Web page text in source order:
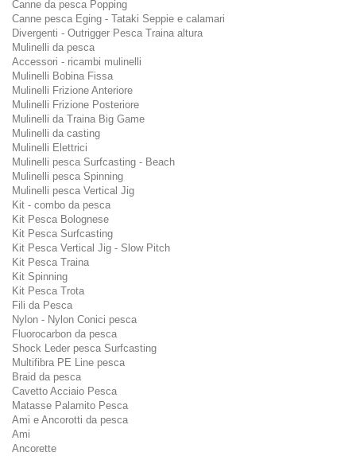
Canne da pesca Popping
Canne pesca Eging - Tataki Seppie e calamari
Divergenti - Outrigger Pesca Traina altura
Mulinelli da pesca
Accessori - ricambi mulinelli
Mulinelli Bobina Fissa
Mulinelli Frizione Anteriore
Mulinelli Frizione Posteriore
Mulinelli da Traina Big Game
Mulinelli da casting
Mulinelli Elettrici
Mulinelli pesca Surfcasting - Beach
Mulinelli pesca Spinning
Mulinelli pesca Vertical Jig
Kit - combo da pesca
Kit Pesca Bolognese
Kit Pesca Surfcasting
Kit Pesca Vertical Jig - Slow Pitch
Kit Pesca Traina
Kit Spinning
Kit Pesca Trota
Fili da Pesca
Nylon - Nylon Conici pesca
Fluorocarbon da pesca
Shock Leder pesca Surfcasting
Multifibra PE Line pesca
Braid da pesca
Cavetto Acciaio Pesca
Matasse Palamito Pesca
Ami e Ancorotti da pesca
Ami
Ancorette